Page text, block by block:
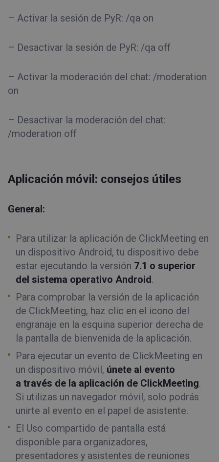
– Activar la sesión de PyR: /qa on
– Desactivar la sesión de PyR: /qa off
– Activar la moderación del chat: /moderation
on
– Desactivar la moderación del chat:
/moderation off
Aplicación móvil: consejos útiles
General:
Para utilizar la aplicación de ClickMeeting en
un dispositivo Android, tu dispositivo debe
estar ejecutando la versión 7.1 o superior
del sistema operativo Android.
Para comprobar la versión de la aplicación
de ClickMeeting, haz clic en el icono del
engranaje en la esquina superior derecha de
la pantalla de bienvenida de la aplicación.
Para ejecutar un evento de ClickMeeting en
un dispositivo móvil, únete al evento
a través de la aplicación de ClickMeeting.
Si utilizas un navegador móvil, solo podrás
unirte al evento en el papel de asistente.
El Uso compartido de pantalla está
disponible para organizadores,
presentadores y asistentes de reuniones